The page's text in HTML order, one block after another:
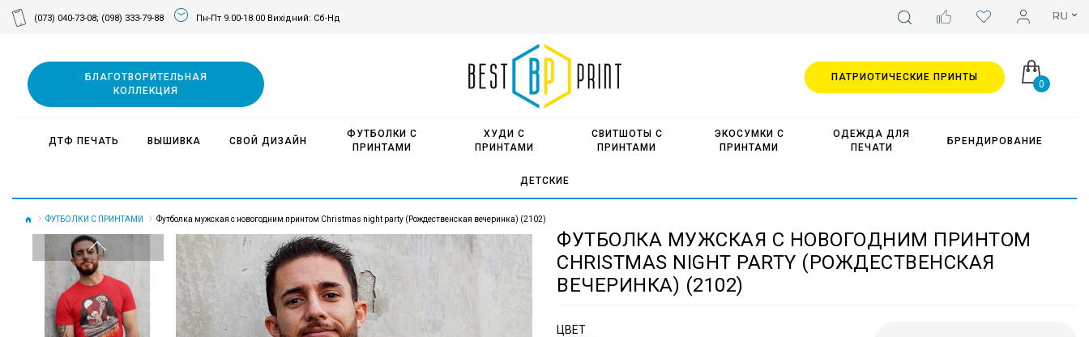
(073) 040-73-08; (098) 333-79-88 Пн-Пт 9.00-18.00 Вихідний: Сб-Нд
0
БЛАГОТВОРИТЕЛЬНАЯ
КОЛЛЕКЦИЯ
ДТФ ПЕЧАТЬ ВЫШИВКА СВОЙ ДИЗАЙН
ФУТБОЛКИ С
ПРИНТАМИ
ХУДИ С
ПРИНТАМИ
СВИТШОТЫ С
ПРИНТАМИ
ЭКОСУМКИ С
ПРИНТАМИ
ОДЕЖДА ДЛЯ
ПЕЧАТИ
БРЕНДИРОВАНИЕ
ДЕТСКИЕ
ПАТРИОТИЧЕСКИЕ ПРИНТЫ
ФУТБОЛКИ С ПРИНТАМИ Футболка мужская с новогодним принтом Christmas night party (Рождественская вечеринка) (2102)
ФУТБОЛКА МУЖСКАЯ С НОВОГОДНИМ ПРИНТОМ
CHRISTMAS NIGHT PARTY (РОЖДЕСТВЕНСКАЯ
ВЕЧЕРИНКА) (2102)
ЦВЕТ